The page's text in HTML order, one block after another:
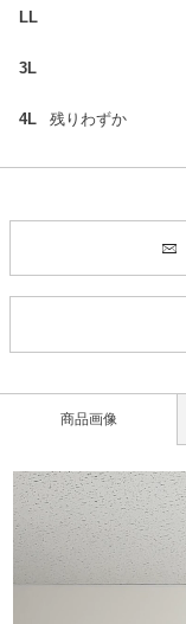
LL
3L
4L 残りわずか
商品画像